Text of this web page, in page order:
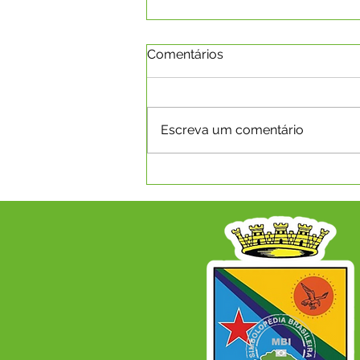
CONFERÊNCIA MUNICIPAL
DE SAÚDE COM O TEMA
"SAÚDE, DEMOCRACIA,
SOBERANIA E SUS: CUIDAR
DO POVO É CUIDAR DO
BRASIL", EM CAPIXABA
Comentários
Escreva um comentário